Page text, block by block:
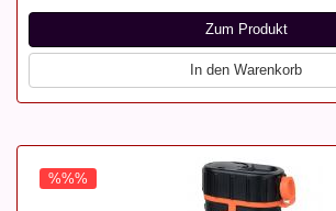
Zum Produkt
In den Warenkorb
%%%